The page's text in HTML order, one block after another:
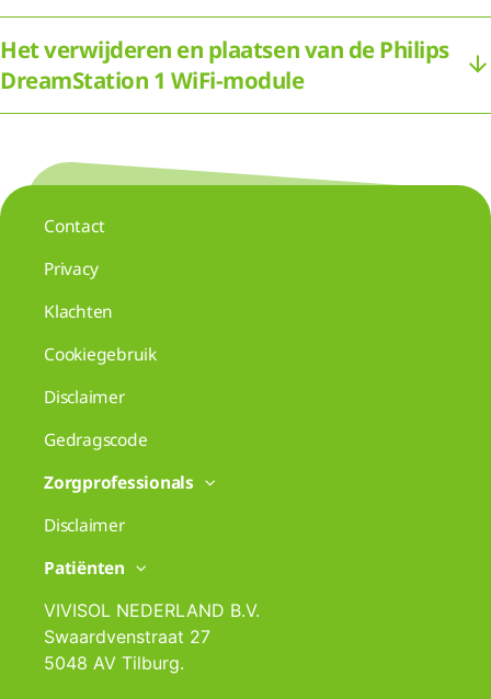
Het verwijderen en plaatsen van de Philips
DreamStation 1 WiFi-module
Contact
Privacy
Klachten
Cookiegebruik
Disclaimer
Gedragscode
Zorgprofessionals
Disclaimer
Patiënten
VIVISOL NEDERLAND B.V.
Swaardvenstraat 27
5048 AV Tilburg.